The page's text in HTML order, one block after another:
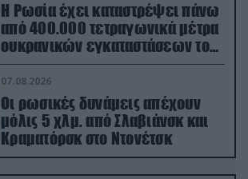
Η Ρωσία έχει καταστρέψει πάνω
από 400.000 τετραγωνικά μέτρα
ουκρανικών εγκαταστάσεων τον
Ιούλιο
07.08.2026
Οι ρωσικές δυνάμεις απέχουν
μόλις 5 χλμ. από Σλαβιάνσκ και
Κραματόρσκ στο Ντονέτσκ